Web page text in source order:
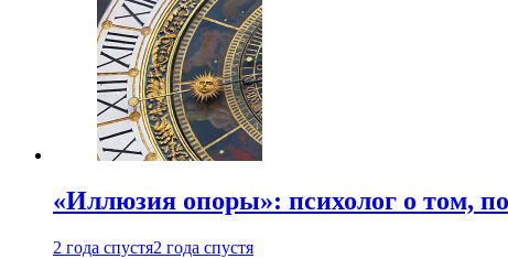
«Иллюзия опоры»: психолог о том,
2 года спустя2 года спустя